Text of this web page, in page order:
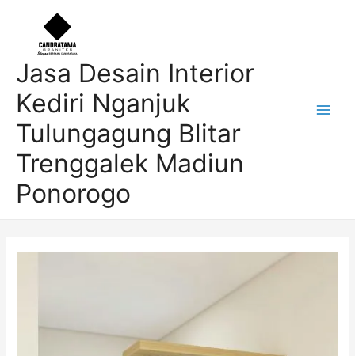
Jasa Desain Interior
Kediri Nganjuk
Tulungagung Blitar
Trenggalek Madiun
Ponorogo
navigation